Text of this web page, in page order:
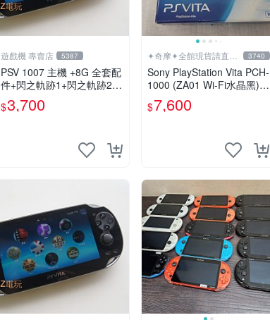
遊戲機 專賣店 5387
PSV 1007 主機 +8G 全套配
件+閃之軌跡1+閃之軌跡2
保修一年 品質有保障
$3,700
✦奇摩✦全館現貨請直接
下標
3740
Sony PlayStation Vita PCH-
1000 (ZA01 Wi-Fi水晶黑)
掌上遊戲機 5英吋多點觸控
螢幕
$7,600